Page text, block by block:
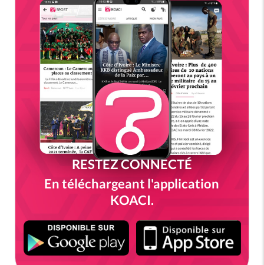
RESTEZ CONNECTÉ
En téléchargeant l'application
KOACI.